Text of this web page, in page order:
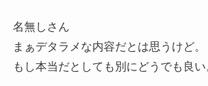
名無しさん
まぁデタラメな内容だとは思うけど。
もし本当だとしても別にどうでも良い